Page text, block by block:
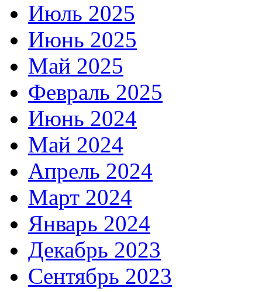
Июль 2025
Июнь 2025
Май 2025
Февраль 2025
Июнь 2024
Май 2024
Апрель 2024
Март 2024
Январь 2024
Декабрь 2023
Сентябрь 2023